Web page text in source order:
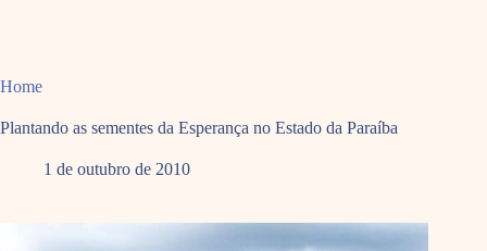
Home
Plantando as sementes da Esperança no Estado da Paraíba
1 de outubro de 2010